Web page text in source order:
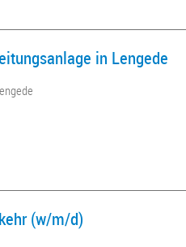
in Lengede
(w/m/d)